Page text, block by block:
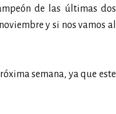
de las últimas dos
y si nos vamos al
semana, ya que este